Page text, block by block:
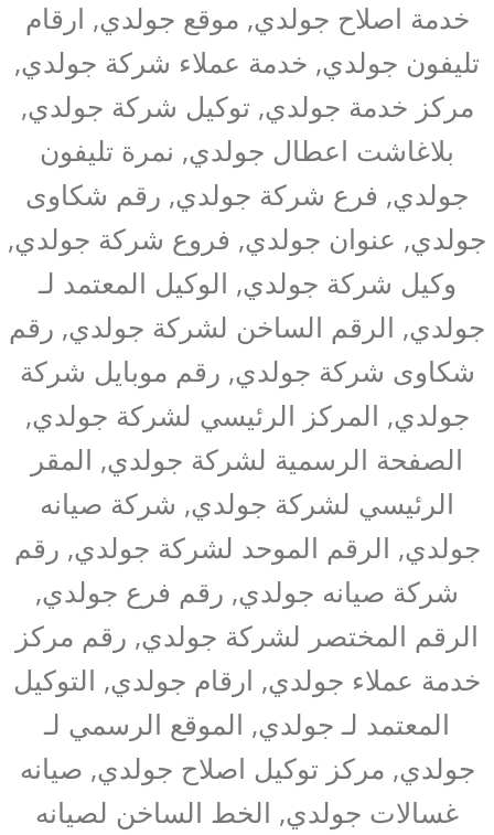
خدمة اصلاح جولدي, موقع جولدي, ارقام
تليفون جولدي, خدمة عملاء شركة جولدي,
مركز خدمة جولدي, توكيل شركة جولدي,
بلاغاشت اعطال جولدي, نمرة تليفون
جولدي, فرع شركة جولدي, رقم شكاوى
جولدي, عنوان جولدي, فروع شركة جولدي,
وكيل شركة جولدي, الوكيل المعتمد لـ
جولدي, الرقم الساخن لشركة جولدي, رقم
شكاوى شركة جولدي, رقم موبايل شركة
جولدي, المركز الرئيسي لشركة جولدي,
الصفحة الرسمية لشركة جولدي, المقر
الرئيسي لشركة جولدي, شركة صيانه
جولدي, الرقم الموحد لشركة جولدي, رقم
شركة صيانه جولدي, رقم فرع جولدي,
الرقم المختصر لشركة جولدي, رقم مركز
خدمة عملاء جولدي, ارقام جولدي, التوكيل
المعتمد لـ جولدي, الموقع الرسمي لـ
جولدي, مركز توكيل اصلاح جولدي, صيانه
غسالات جولدي, الخط الساخن لصيانه